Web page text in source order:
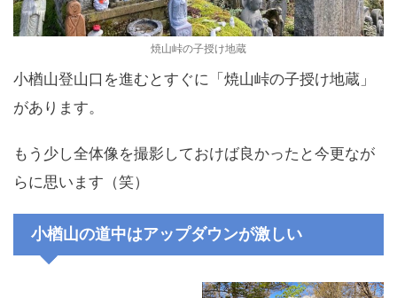
焼山峠の子授け地蔵
小楢山登山口を進むとすぐに「焼山峠の子授け地蔵」
があります。
もう少し全体像を撮影しておけば良かったと今更なが
らに思います（笑）
小楢山の道中はアップダウンが激しい